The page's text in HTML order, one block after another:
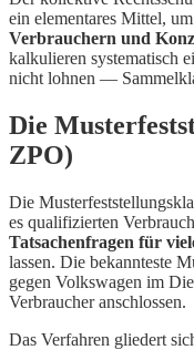
ein elementares Mittel,
Verbrauchern und
kalkulieren systematisch
nicht lohnen —
Die
ZPO)
Die
es qualifizierten
Tatsachenfragen für
lassen. Die bekannteste
gegen Volkswagen im
Verbraucher anschlossen.
Das Verfahren gliedert